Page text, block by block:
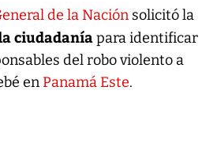
de la Nación solicitó la
ciudadaníapara identificar
del robo violento a
enPanamá Este.